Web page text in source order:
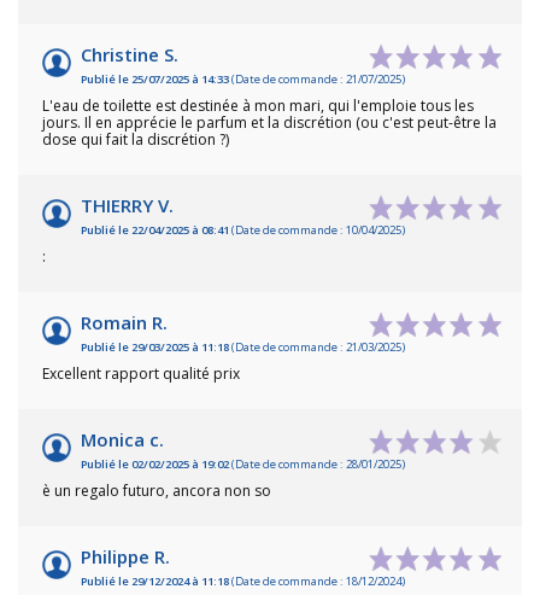
Christine S.
Publié le 25/07/2025 à 14:33(Date de commande : 21/07/2025)
L'eau de toilette est destinée à mon mari, qui l'emploie tous les
jours. Il en apprécie le parfum et la discrétion (ou c'est peut-être la
dose qui fait la discrétion ?)
THIERRY V.
Publié le 22/04/2025 à 08:41 (Date de commande : 10/04/2025)
:
Romain R.
Publié le 29/03/2025 à 11:18(Date de commande : 21/03/2025)
Excellent rapport qualité prix
Monica c.
Publié le 02/02/2025 à 19:02(Date de commande : 28/01/2025)
è un regalo futuro, ancora non so
Philippe R.
Publié le 29/12/2024 à 11:18(Date de commande : 18/12/2024)